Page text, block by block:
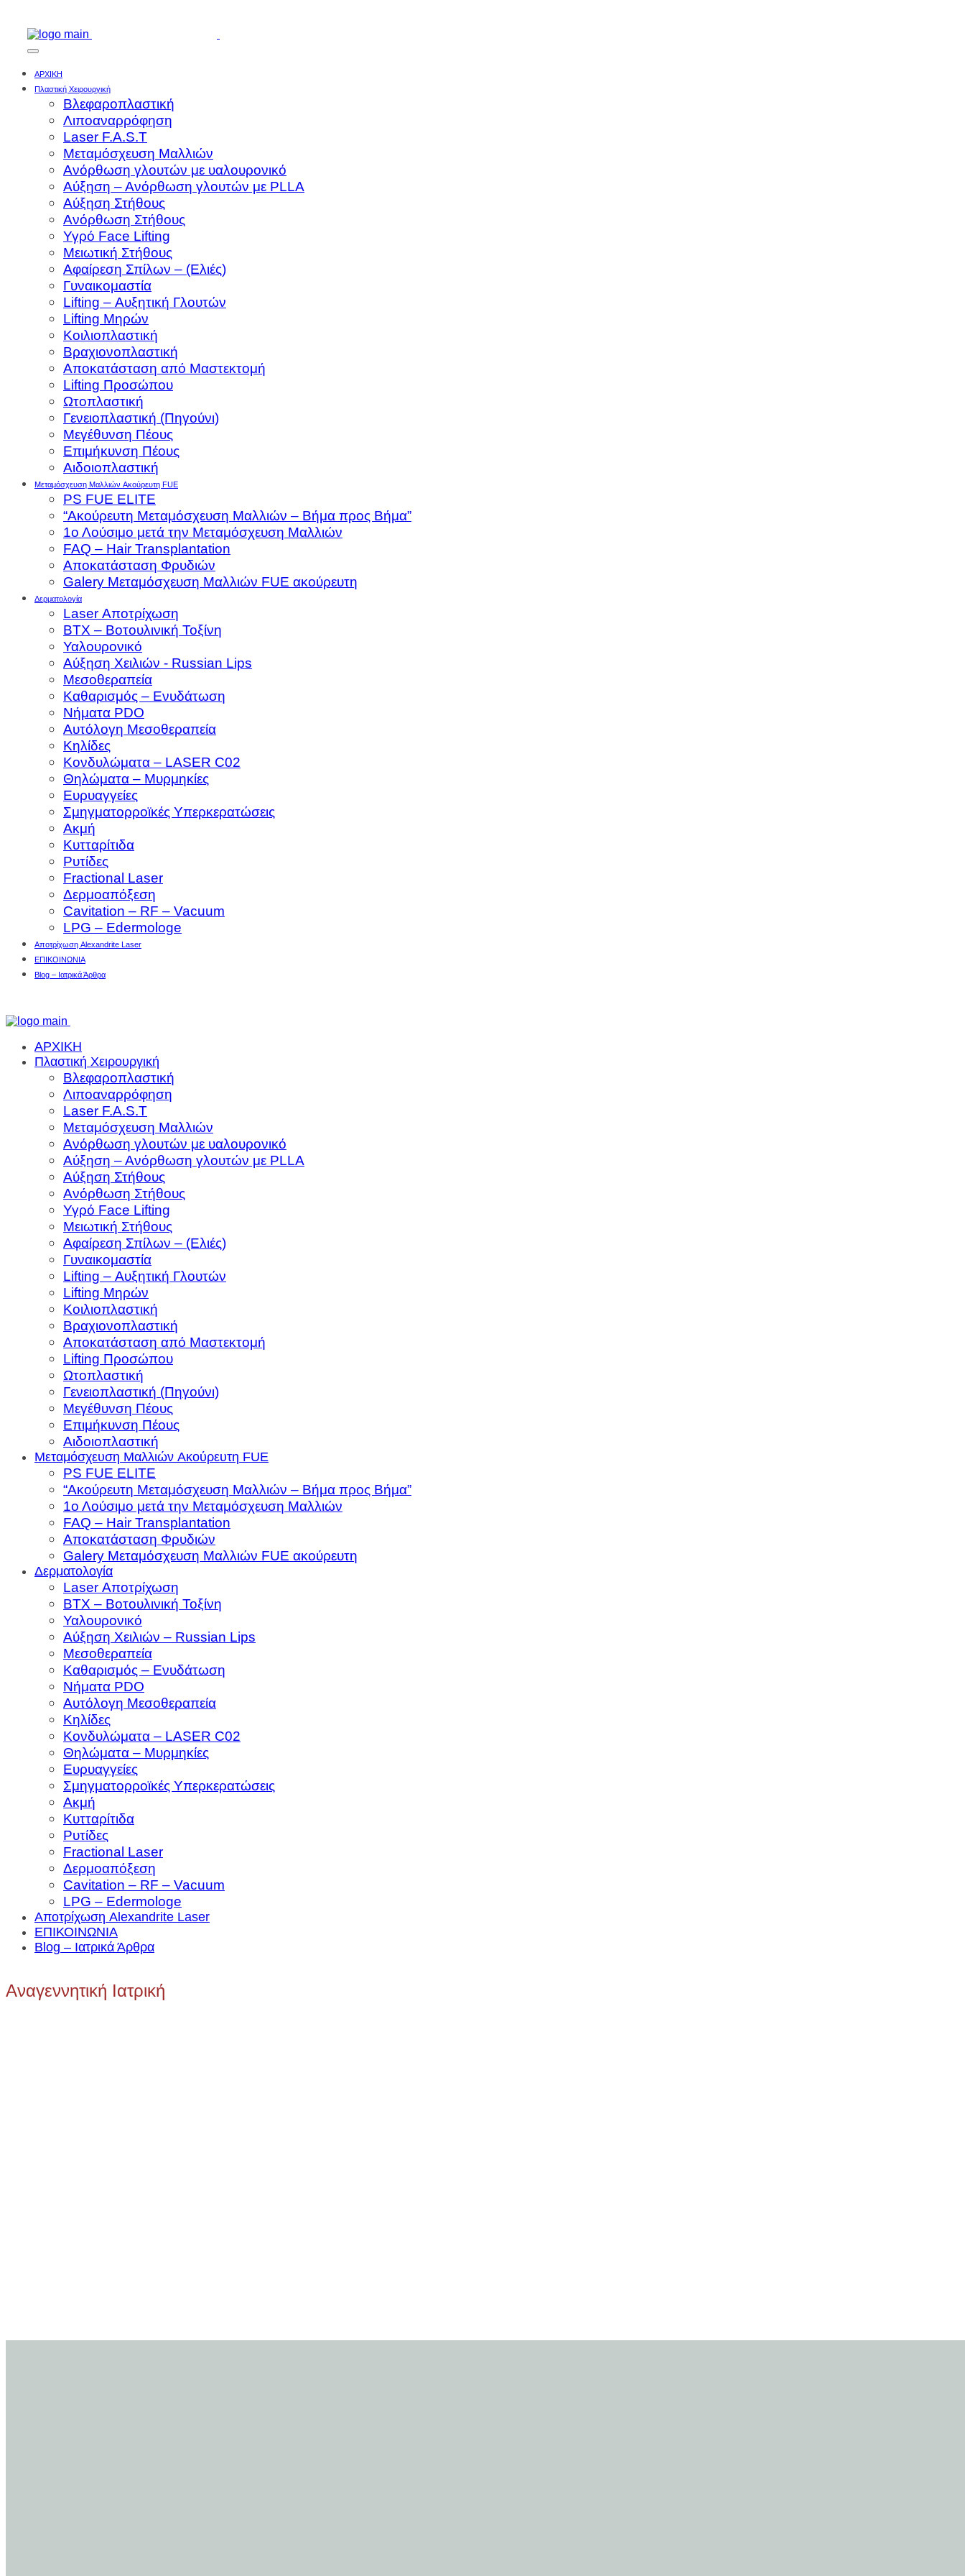
ΑΡΧΙΚΗ
Πλαστική Χειρουργική
Βλεφαροπλαστική
Λιποαναρρόφηση
Laser F.A.S.T
Μεταμόσχευση Μαλλιών
Ανόρθωση γλουτών με υαλουρονικό
Αύξηση – Ανόρθωση γλουτών με PLLA
Αύξηση Στήθους
Ανόρθωση Στήθους
Υγρό Face Lifting
Μειωτική Στήθους
Αφαίρεση Σπίλων – (Ελιές)
Γυναικομαστία
Lifting – Αυξητική Γλουτών
Lifting Μηρών
Κοιλιοπλαστική
Βραχιονοπλαστική
Αποκατάσταση από Μαστεκτομή
Lifting Προσώπου
Ωτοπλαστική
Γενειοπλαστική (Πηγούνι)
Μεγέθυνση Πέους
Επιμήκυνση Πέους
Αιδοιοπλαστική
Μεταμόσχευση Μαλλιών Aκούρευτη FUE
PS FUE ELITE
“Ακούρευτη Μεταμόσχευση Μαλλιών – Βήμα προς Βήμα”
1ο Λούσιμο μετά την Μεταμόσχευση Μαλλιών
FAQ – Hair Transplantation
Αποκατάσταση Φρυδιών
Galery Μεταμόσχευση Μαλλιών FUE ακούρευτη
Δερματολογία
Laser Αποτρίχωση
BTX – Βοτουλινική Τοξίνη
Υαλουρονικό
Αύξηση Χειλιών - Russian Lips
Μεσοθεραπεία
Καθαρισμός – Ενυδάτωση
Νήματα PDO
Αυτόλογη Μεσοθεραπεία
Κηλίδες
Κονδυλώματα – LASER C02
Θηλώματα – Μυρμηκίες
Ευρυαγγείες
Σμηγματορροϊκές Υπερκερατώσεις
Ακμή
Κυτταρίτιδα
Ρυτίδες
Fractional Laser
Δερμοαπόξεση
Cavitation – RF – Vacuum
LPG – Edermologe
Αποτρίχωση Alexandrite Laser
ΕΠΙΚΟΙΝΩΝΙΑ
Blog – Ιατρικά Άρθρα
ΑΡΧΙΚΗ
Πλαστική Χειρουργική
Βλεφαροπλαστική
Λιποαναρρόφηση
Laser F.A.S.T
Μεταμόσχευση Μαλλιών
Ανόρθωση γλουτών με υαλουρονικό
Αύξηση – Ανόρθωση γλουτών με PLLA
Αύξηση Στήθους
Ανόρθωση Στήθους
Υγρό Face Lifting
Μειωτική Στήθους
Αφαίρεση Σπίλων – (Ελιές)
Γυναικομαστία
Lifting – Αυξητική Γλουτών
Lifting Μηρών
Κοιλιοπλαστική
Βραχιονοπλαστική
Αποκατάσταση από Μαστεκτομή
Lifting Προσώπου
Ωτοπλαστική
Γενειοπλαστική (Πηγούνι)
Μεγέθυνση Πέους
Επιμήκυνση Πέους
Αιδοιοπλαστική
Μεταμόσχευση Μαλλιών Aκούρευτη FUE
PS FUE ELITE
“Ακούρευτη Μεταμόσχευση Μαλλιών – Βήμα προς Βήμα”
1ο Λούσιμο μετά την Μεταμόσχευση Μαλλιών
FAQ – Hair Transplantation
Αποκατάσταση Φρυδιών
Galery Μεταμόσχευση Μαλλιών FUE ακούρευτη
Δερματολογία
Laser Αποτρίχωση
BTX – Βοτουλινική Τοξίνη
Υαλουρονικό
Αύξηση Χειλιών – Russian Lips
Μεσοθεραπεία
Καθαρισμός – Ενυδάτωση
Νήματα PDO
Αυτόλογη Μεσοθεραπεία
Κηλίδες
Κονδυλώματα – LASER C02
Θηλώματα – Μυρμηκίες
Ευρυαγγείες
Σμηγματορροϊκές Υπερκερατώσεις
Ακμή
Κυτταρίτιδα
Ρυτίδες
Fractional Laser
Δερμοαπόξεση
Cavitation – RF – Vacuum
LPG – Edermologe
Αποτρίχωση Alexandrite Laser
ΕΠΙΚΟΙΝΩΝΙΑ
Blog – Ιατρικά Άρθρα
Αναγεννητική Ιατρική